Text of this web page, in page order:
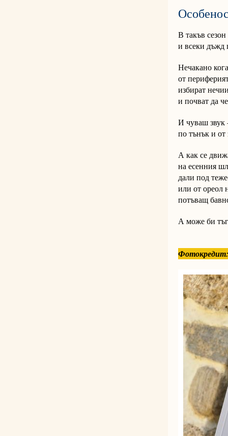
В такъв
и всеки дъжд
Нечакано
от
избират
и почват да
И чуваш
по тънък и от
А как се
на есенния
дали под
или от ореол
потъващ
А може би